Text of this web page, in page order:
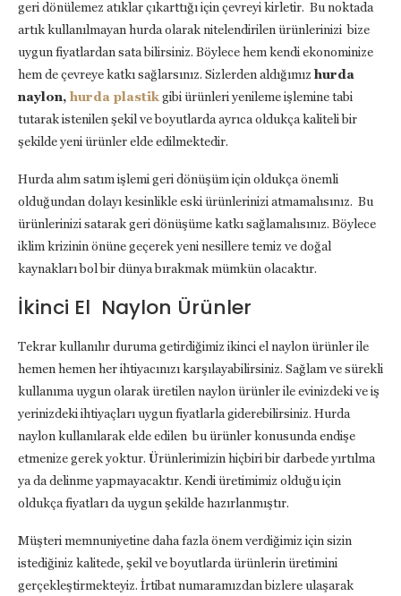
geri dönülemez atıklar çıkarttığı için çevreyi kirletir. Bu noktada
artık kullanılmayan hurda olarak nitelendirilen ürünlerinizi bize
uygun fiyatlardan sata bilirsiniz. Böylece hem kendi ekonominize
hem de çevreye katkı sağlarsınız. Sizlerden aldığımızhurda
naylon, hurda plastikgibi ürünleri yenileme işlemine tabi
tutarak istenilen şekil ve boyutlarda ayrıca oldukça kaliteli bir
şekilde yeni ürünler elde edilmektedir.
Hurda alım satım işlemi geri dönüşüm için oldukça önemli
olduğundan dolayı kesinlikle eski ürünlerinizi atmamalısınız. Bu
ürünlerinizi satarak geri dönüşüme katkı sağlamalısınız. Böylece
iklim krizinin önüne geçerek yeni nesillere temiz ve doğal
kaynakları bol bir dünya bırakmak mümkün olacaktır.
İkinci El Naylon Ürünler
Tekrar kullanılır duruma getirdiğimiz ikinci el naylon ürünler ile
hemen hemen her ihtiyacınızı karşılayabilirsiniz. Sağlam ve sürekli
kullanıma uygun olarak üretilen naylon ürünler ile evinizdeki ve iş
yerinizdeki ihtiyaçları uygun fiyatlarla giderebilirsiniz. Hurda
naylon kullanılarak elde edilen bu ürünler konusunda endişe
etmenize gerek yoktur. Ürünlerimizin hiçbiri bir darbede yırtılma
ya da delinme yapmayacaktır. Kendi üretimimiz olduğu için
oldukça fiyatları da uygun şekilde hazırlanmıştır.
Müşteri memnuniyetine daha fazla önem verdiğimiz için sizin
istediğiniz kalitede, şekil ve boyutlarda ürünlerin üretimini
gerçekleştirmekteyiz. İrtibat numaramızdan bizlere ulaşarak